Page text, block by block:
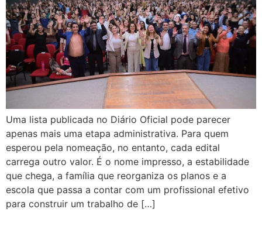
Uma lista publicada no Diário Oficial pode parecer
apenas mais uma etapa administrativa. Para quem
esperou pela nomeação, no entanto, cada edital
carrega outro valor. É o nome impresso, a estabilidade
que chega, a família que reorganiza os planos e a
escola que passa a contar com um profissional efetivo
para construir um trabalho de […]